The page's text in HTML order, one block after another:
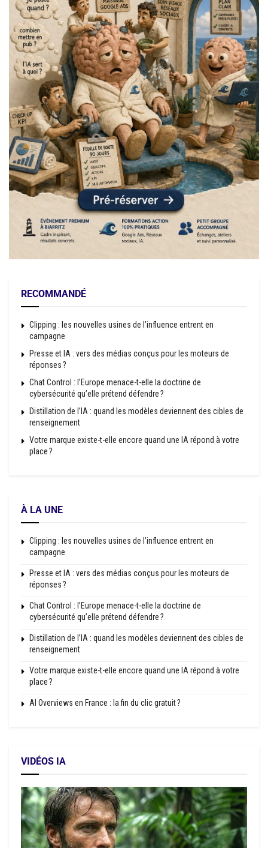
RECOMMANDÉ
Clipping : les nouvelles usines de l’influence entrent en
campagne
Presse et IA : vers des médias conçus pour les moteurs de
réponses ?
Chat Control : l’Europe menace-t-elle la doctrine de
cybersécurité qu’elle prétend défendre ?
Distillation de l’IA : quand les modèles deviennent des cibles de
renseignement
Votre marque existe-t-elle encore quand une IA répond à votre
place ?
À LA UNE
Clipping : les nouvelles usines de l’influence entrent en
campagne
Presse et IA : vers des médias conçus pour les moteurs de
réponses ?
Chat Control : l’Europe menace-t-elle la doctrine de
cybersécurité qu’elle prétend défendre ?
Distillation de l’IA : quand les modèles deviennent des cibles de
renseignement
Votre marque existe-t-elle encore quand une IA répond à votre
place ?
AI Overviews en France : la fin du clic gratuit ?
VIDÉOS IA